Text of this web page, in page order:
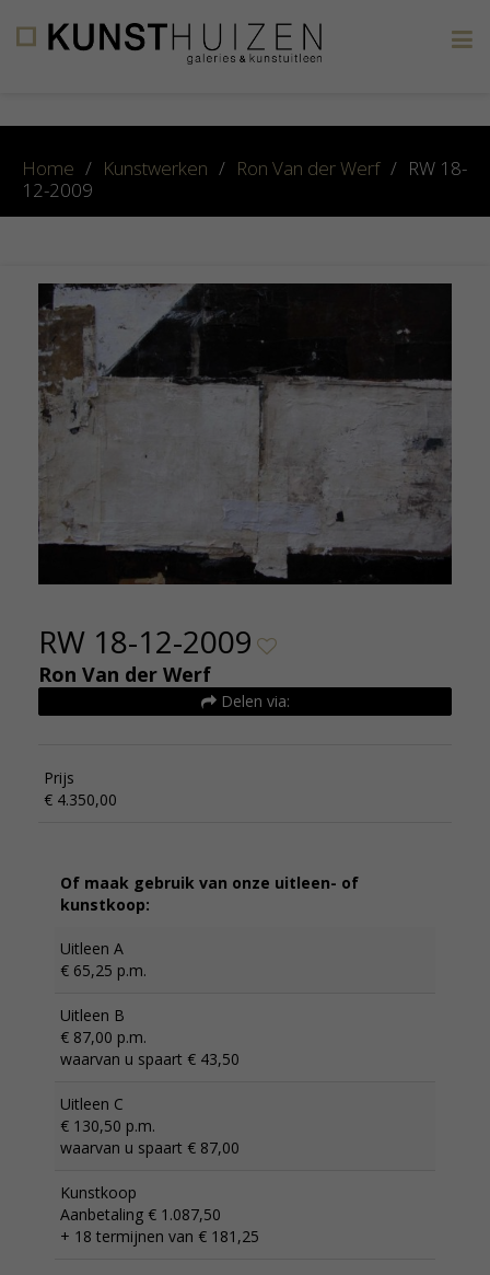
Home / Kunstwerken / Ron Van der Werf / RW 18-
12-2009
RW 18-12-2009
Ron Van der Werf
Delen via:
Prijs
€ 4.350,00
Of maak gebruik van onze uitleen- of
kunstkoop:
Uitleen A
€ 65,25 p.m.
Uitleen B
€ 87,00 p.m.
waarvan u spaart € 43,50
Uitleen C
€ 130,50 p.m.
waarvan u spaart € 87,00
Kunstkoop
Aanbetaling € 1.087,50
+ 18 termijnen van € 181,25